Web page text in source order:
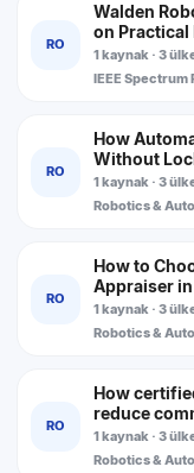
RO
Walden
on
1 kaynak · 3
IEEE Spectrum
RO
How
Without
1 kaynak · 3
Robotics &
RO
How to
Appraiser
Value, Total
1 kaynak · 3
Robotics &
RO
How
reduce
production
1 kaynak · 3
Robotics &